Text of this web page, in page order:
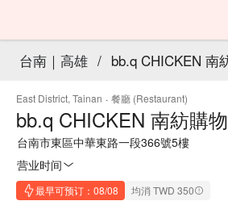
台南｜高雄 / bb.q CHICKEN 南
East District, Tainan · 餐廳 (Restaurant)
bb.q CHICKEN 南紡購
台南市東區中華東路一段366號5樓
营业时间
最早可预订：08/08 均消 TWD 350